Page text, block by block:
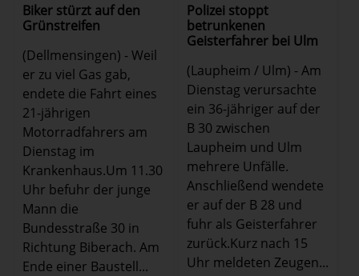
Biker stürzt auf den
Grünstreifen
(Dellmensingen) - Weil
er zu viel Gas gab,
endete die Fahrt eines
21-jährigen
Motorradfahrers am
Dienstag im
Krankenhaus.Um 11.30
Uhr befuhr der junge
Mann die
Bundesstraße 30 in
Richtung Biberach. Am
Ende einer Baustell...
Polizei stoppt
betrunkenen
Geisterfahrer bei Ulm
(Laupheim / Ulm) - Am
Dienstag verursachte
ein 36-jähriger auf der
B 30 zwischen
Laupheim und Ulm
mehrere Unfälle.
Anschließend wendete
er auf der B 28 und
fuhr als Geisterfahrer
zurück.Kurz nach 15
Uhr meldeten Zeugen...